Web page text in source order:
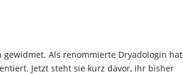
Als renommierte Dryadologin hat
Jetzt steht sie kurz davor, ihr bisher